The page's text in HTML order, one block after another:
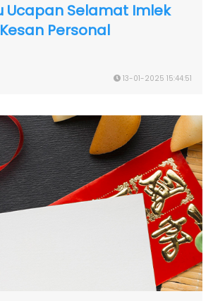
Ucapan Selamat Imlek
Personal
13-01-2025 15:44:51